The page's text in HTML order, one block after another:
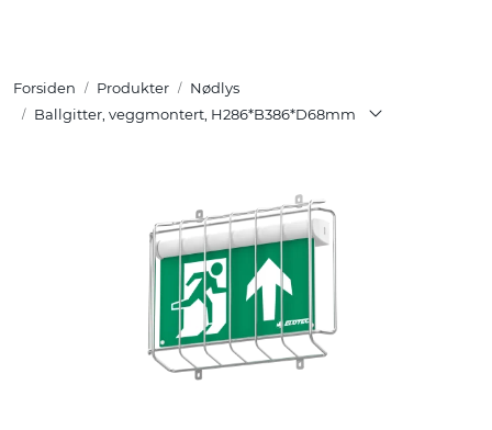
Forsiden Produkter
Nødlys
Ballgitter, veggmontert, H286*B386*D68mm
Tuotteet
YHTEYSTIEDOT